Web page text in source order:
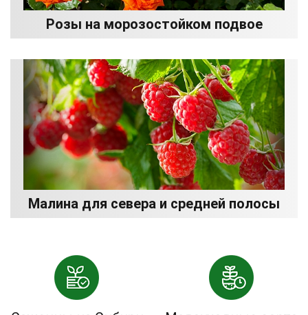
Розы на морозостойком подвое
Малина для севера и средней полосы